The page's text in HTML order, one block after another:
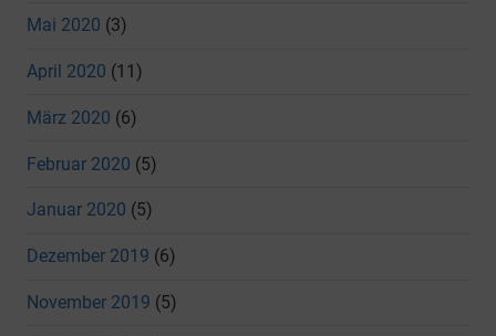
Mai 2020 (3)
April 2020 (11)
März 2020 (6)
Februar 2020 (5)
Januar 2020 (5)
Dezember 2019 (6)
November 2019 (5)